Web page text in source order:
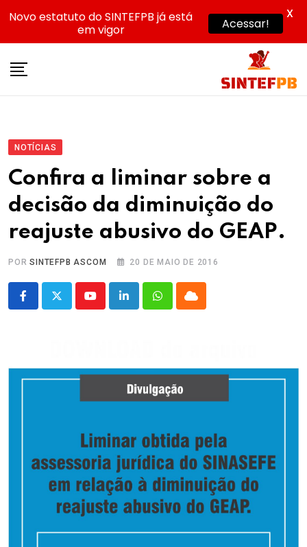
NOTÍCIAS
Confira a liminar sobre a
decisão da diminuição do
reajuste abusivo do GEAP.
PORSINTEFPB ASCOM 20 DE MAIO DE 2016
YoutubeLinkedInWhatsappCloud
Novo estatuto do SINTEFPB já está
em vigor
Acessar!
X